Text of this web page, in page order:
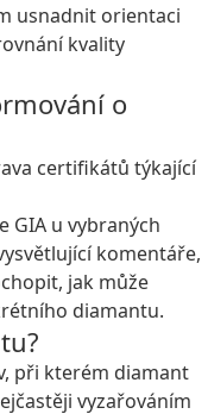
usnadnit orientaci
kvality
o
certifikátů týkající
GIA u vybraných
komentáře,
jak může
diamantu.
při kterém diamant
vyzařováním